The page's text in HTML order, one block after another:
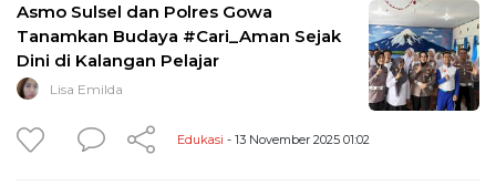
Asmo Sulsel dan Polres Gowa
Tanamkan Budaya #Cari_Aman Sejak
Dini di Kalangan Pelajar
Lisa Emilda
Edukasi - 13 November 2025 01:02